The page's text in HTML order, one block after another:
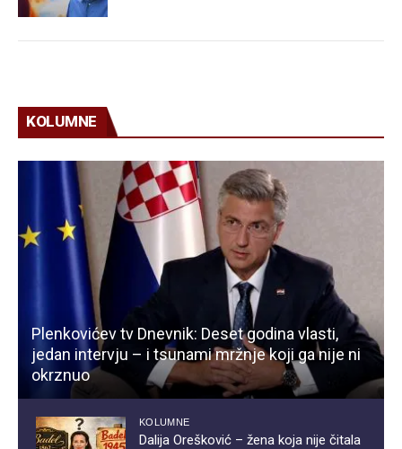
KOLUMNE
Plenkovićev tv Dnevnik: Deset godina vlasti,
jedan intervju – i tsunami mržnje koji ga nije ni
okrznuo
KOLUMNE
Dalija Orešković – žena koja nije čitala